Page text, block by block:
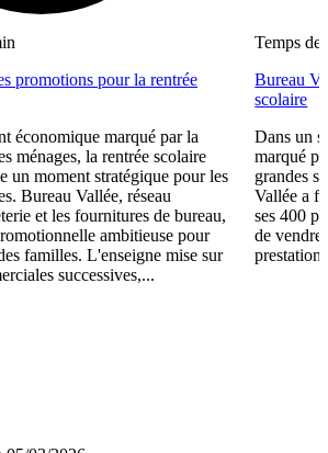
promotions pour la rentrée
économique marqué par la
ménages, la rentrée scolaire
un moment stratégique pour les
Bureau Vallée, réseau
et les fournitures de bureau,
ambitieuse pour
familles. L'enseigne mise sur
successives,...
Temps de
Bureau
scolaire
Dans un
marqué
grandes
Vallée a
ses 400
de vendre